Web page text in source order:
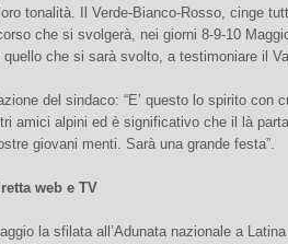
tonalità. Il Verde-Bianco-Rosso, cinge
che si svolgerà, nei giorni 8-9-10
che si sarà svolto, a testimoniare il
del sindaco: “E’ questo lo spirito con
amici alpini ed è significativo che il là
giovani menti. Sarà una grande festa”.
web e TV
la sfilata all’Adunata nazionale a